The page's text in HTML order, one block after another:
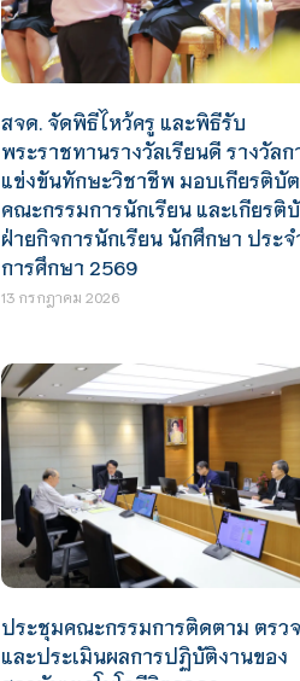
สจด. จัดพิธีไหว้ครู และพิธีรับ
พระราชทานรางวัลเรียนดี รางวัลก
แข่งขันทักษะวิชาชีพ มอบเกียรติบั
คณะกรรมการนักเรียน และเกียรติ
ฝ่ายกิจการนักเรียน นักศึกษา ประ
การศึกษา 2569
13 กรกฎาคม 2026
ประชุมคณะกรรมการติดตาม ตรว
และประเมินผลการปฏิบัติงานของ